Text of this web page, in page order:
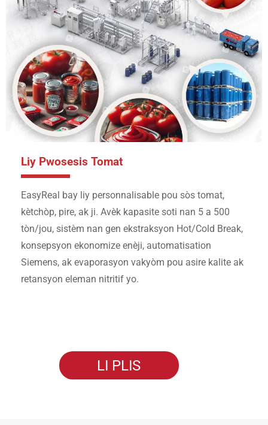
Liy Pwosesis Tomat
EasyReal bay liy personnalisable pou sòs tomat,
kètchòp, pire, ak ji. Avèk kapasite soti nan 5 a 500
tòn/jou, sistèm nan gen ekstraksyon Hot/Cold Break,
konsepsyon ekonomize enèji, automatisation
Siemens, ak evaporasyon vakyòm pou asire kalite ak
retansyon eleman nitritif yo.
LI PLIS